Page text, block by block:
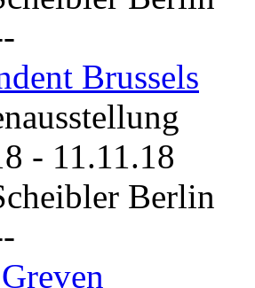
Brussels
- 11.11.18
Berlin